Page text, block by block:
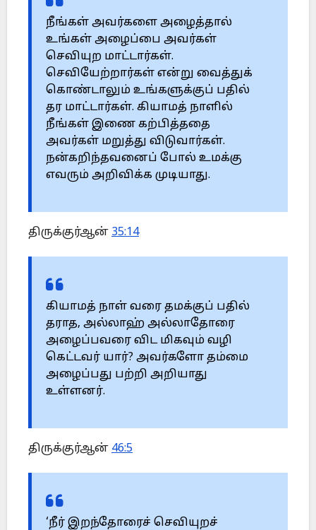
நீங்கள் அவர்களை அழைத்தால்
உங்கள் அழைப்பை அவர்கள்
செவியுற மாட்டார்கள்.
செவியேற்றார்கள் என்று வைத்துக்
கொண்டாலும் உங்களுக்குப் பதில்
தர மாட்டார்கள். கியாமத் நாளில்
நீங்கள் இணை கற்பித்ததை
அவர்கள் மறுத்து விடுவார்கள்.
நன்கறிந்தவனைப் போல் உமக்கு
எவரும் அறிவிக்க முடியாது.
திருக்குர்ஆன் 35:14
கியாமத் நாள் வரை தமக்குப் பதில்
தராத, அல்லாஹ் அல்லாதோரை
அழைப்பவரை விட மிகவும் வழி
கெட்டவர் யார்? அவர்களோ தம்மை
அழைப்பது பற்றி அறியாது
உள்ளனர்.
திருக்குர்ஆன் 46:5
‘நீர் இறந்தோரைச் செவியுறச்